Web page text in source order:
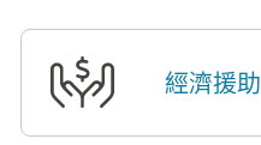
經濟援助